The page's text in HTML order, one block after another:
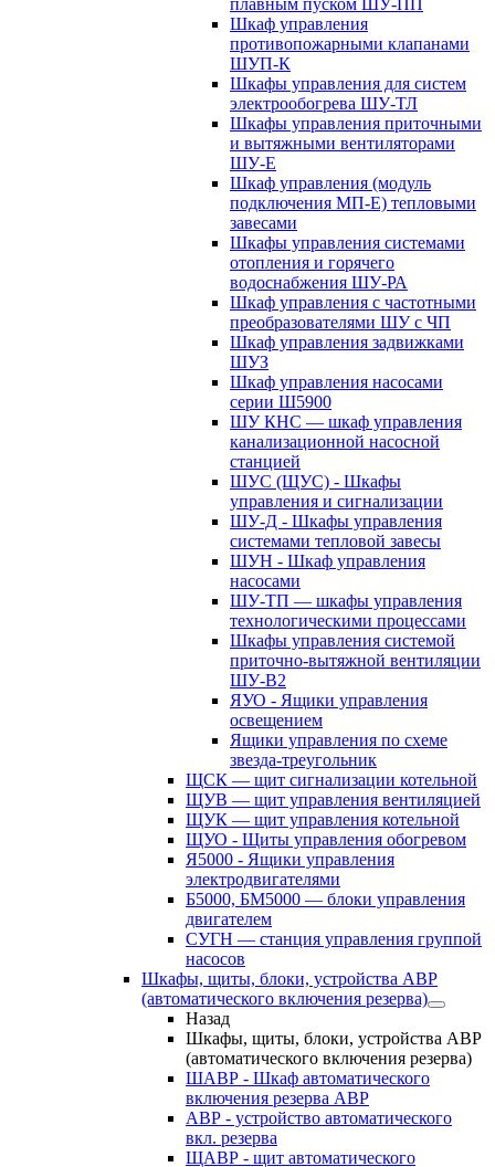
плавным пуском ШУ-ПП
Шкаф управления
противопожарными клапанами
ШУП-К
Шкафы управления для систем
электрообогрева ШУ-ТЛ
Шкафы управления приточными
и вытяжными вентиляторами
ШУ-Е
Шкаф управления (модуль
подключения МП-Е) тепловыми
завесами
Шкафы управления системами
отопления и горячего
водоснабжения ШУ-РА
Шкаф управления с частотными
преобразователями ШУ с ЧП
Шкаф управления задвижками
ШУЗ
Шкаф управления насосами
серии Ш5900
ШУ КНС — шкаф управления
канализационной насосной
станцией
ШУС (ЩУС) - Шкафы
управления и сигнализации
ШУ-Д - Шкафы управления
системами тепловой завесы
ШУН - Шкаф управления
насосами
ШУ-ТП — шкафы управления
технологическими процессами
Шкафы управления системой
приточно-вытяжной вентиляции
ШУ-В2
ЯУО - Ящики управления
освещением
Ящики управления по схеме
звезда-треугольник
ЩСК — щит сигнализации котельной
ЩУВ — щит управления вентиляцией
ЩУК — щит управления котельной
ЩУО - Щиты управления обогревом
Я5000 - Ящики управления
электродвигателями
Б5000, БМ5000 — блоки управления
двигателем
СУГН — станция управления группой
насосов
Шкафы, щиты, блоки, устройства АВР
(автоматического включения резерва)
Назад
Шкафы, щиты, блоки, устройства АВР
(автоматического включения резерва)
ШАВР - Шкаф автоматического
включения резерва АВР
АВР - устройство автоматического
вкл. резерва
ЩАВР - щит автоматического